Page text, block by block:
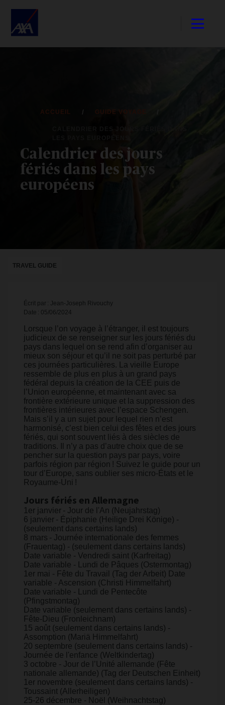
ACCUEIL GUIDE VOYAGE
Calendrier des jours
fériés dans les pays
européens
TRAVEL GUIDE
Écrit par : Jean-Joseph Rivouchy
Date : 05/06/2024
Lorsque l’on voyage à l’étranger, il est toujours
judicieux de se renseigner sur les jours fériés du
pays dans lequel on se rend afin d’organiser au
mieux son séjour et qu’il ne soit pas perturbé par
ces journées particulières. La vieille Europe
ressemble de plus en plus à un grand pays
fédéral depuis la création de la CEE puis de
l’Union européenne, et maintenant avec sa
frontière extérieure unique et la suppression des
frontières intérieures avec l’espace Schengen.
Mais s’il y a un sujet pour lequel rien n’est
harmonisé, c’est bien celui des fêtes et des jours
fériés, qui sont souvent liés à des siècles de
traditions. Il n’y a pas d’autre choix que de se
pencher sur la question pays par pays, voire
parfois région par région ! Suivez le guide pour un
tour d’Europe, sans oublier ses micro-États et le
Royaume-Uni !
Jours fériés en Allemagne
1er janvier - Jour de l'An (Neujahrstag)
6 janvier - Épiphanie (Heilige Drei Könige) -
(seulement dans certains lands)
8 mars - Journée internationale des femmes
(Frauentag) - (seulement dans certains lands)
Date variable - Vendredi saint (Karfreitag)
Date variable - Lundi de Pâques (Ostermontag)
1er mai - Fête du Travail (Tag der Arbeit) Date
variable - Ascension (Christi Himmelfahrt)
Date variable - Lundi de Pentecôte
(Pfingstmontag)
Date variable (seulement dans certains lands) -
Fête-Dieu (Fronleichnam)
15 août (seulement dans certains lands) -
Assomption (Mariä Himmelfahrt)
20 septembre (seulement dans certains lands) -
Journée de l'enfance (Weltkindertag)
3 octobre - Jour de l’Unité allemande (Fête
nationale allemande) (Tag der Deutschen Einheit)
1er novembre (seulement dans certains lands) -
Toussaint (Allerheiligen)
25-26 décembre - Noël (Weihnachtstag)